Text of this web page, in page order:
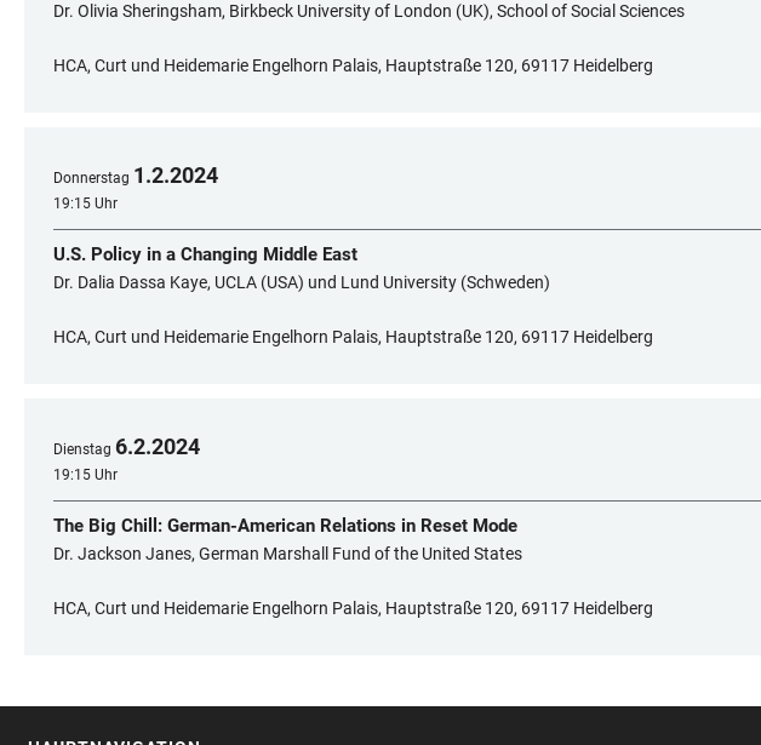
Dr. Olivia Sheringsham, Birkbeck University of London (UK), School of Social Sciences
HCA, Curt und Heidemarie Engelhorn Palais, Hauptstraße 120, 69117 Heidelberg
Donnerstag 1.2.2024
19:15 Uhr
U.S. Policy in a Changing Middle East
Dr. Dalia Dassa Kaye, UCLA (USA) und Lund University (Schweden)
HCA, Curt und Heidemarie Engelhorn Palais, Hauptstraße 120, 69117 Heidelberg
Dienstag 6.2.2024
19:15 Uhr
The Big Chill: German-American Relations in Reset Mode
Dr. Jackson Janes, German Marshall Fund of the United States
HCA, Curt und Heidemarie Engelhorn Palais, Hauptstraße 120, 69117 Heidelberg